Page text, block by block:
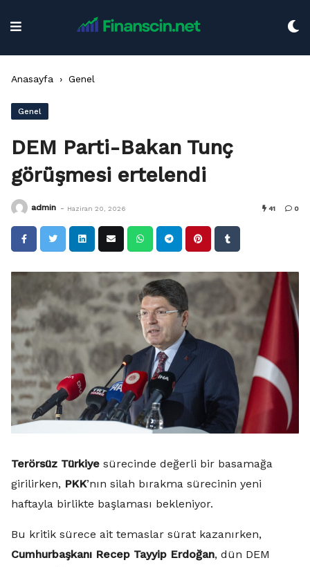
Anasayfa › Genel
Genel
DEM Parti-Bakan Tunç
görüşmesi ertelendi
admin - Haziran 20, 2026 41 0
Terörsüz Türkiye sürecinde değerli bir basamağa
girilirken, PKK’nın silah bırakma sürecinin yeni
haftayla birlikte başlaması bekleniyor.
Bu kritik sürece ait temaslar sürat kazanırken,
Cumhurbaşkanı Recep Tayyip Erdoğan, dün DEM